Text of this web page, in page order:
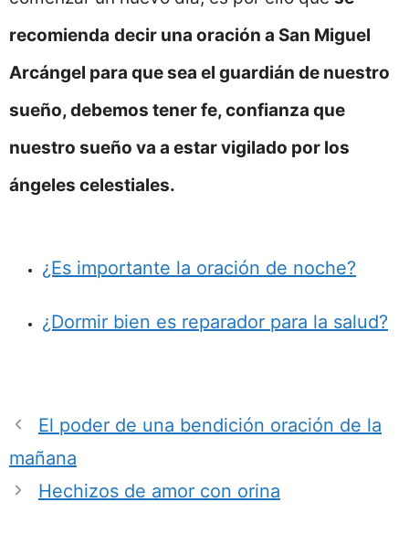
recomienda decir una oración a San Miguel
Arcángel para que sea el guardián de nuestro
sueño, debemos tener fe, confianza que
nuestro sueño va a estar vigilado por los
ángeles celestiales.
¿Es importante la oración de noche?
¿Dormir bien es reparador para la salud?
El poder de una bendición oración de la
mañana
Hechizos de amor con orina